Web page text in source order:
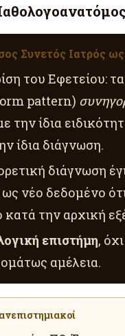
Συνετός Ιατρός ως
του Εφετείου:
pattern)
την ίδια
ίδια διάγνωση.
διάγνωση
νέο δεδομένο
κατά την αρχική
επιστήμη,
αμέλεια.